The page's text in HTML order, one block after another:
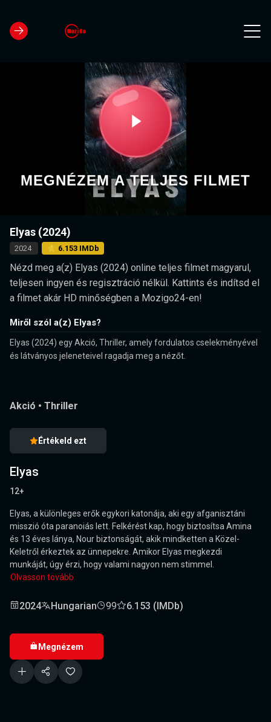
MEGNÉZEM A TELJES FILMET
Elyas (2024)
2024 ⭐ 6.153 IMDb
Nézd meg a(z) Elyas (2024) online teljes filmet magyarul,
teljesen ingyen és regisztráció nélkül. Kattints és indítsd el
a filmet akár HD minőségben a Mozigo24-en!
Miről szól a(z) Elyas?
Elyas (2024) egy Akció, Thriller, amely fordulatos cselekményével
és látványos jeleneteivel ragadja meg a nézőt.
Akció • Thriller
Értékeld ezt
Elyas
12+
Elyas, a különleges erők egykori katonája, aki egy afganisztáni
misszió óta paranoiás lett. Felkérést kap, hogy biztosítsa Amina
és 13 éves lánya, Nour biztonságát, akik mindketten a Közel-
Keletről érkeztek az ünnepekre. Amikor Elyas megkezdi
munkáját, úgy érzi, hogy valami nagyon nem stimmel.
Olvasson tovább
2024 Hungarian 99 6.153 (IMDb)
Megnézem